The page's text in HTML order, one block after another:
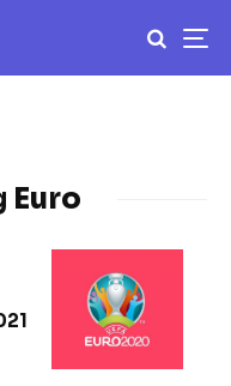
Euro